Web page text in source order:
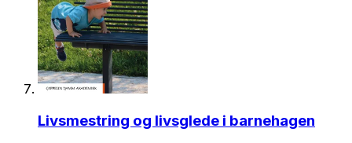
Livsmestring og livsglede i barnehagen